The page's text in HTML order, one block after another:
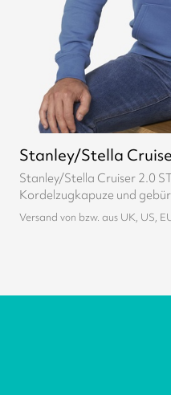
Stanley/Stella
Stanley/Stella Cruiser 2.0
Kordelzugkapuze und
Versand von bzw. aus UK, US,